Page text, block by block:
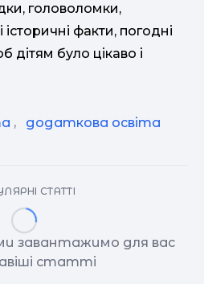
головоломки,
історичні факти, погодні
дітям було цікаво і
, додаткова освіта
СТАТТІ
завантажимо для вас
статті